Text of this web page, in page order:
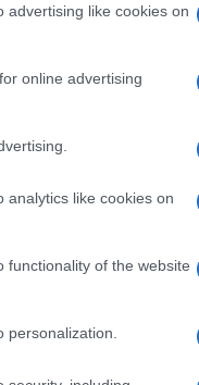
advertising like cookies on
online advertising
analytics like cookies on
functionality of the website
dos furgões
do
WLTP;
preserva
que é a
rebocável,